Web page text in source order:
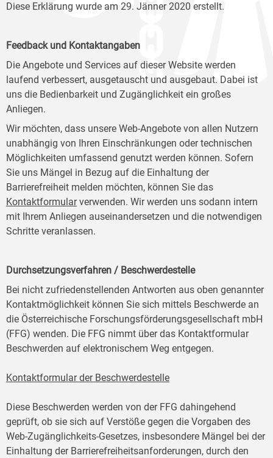
Diese Erklärung wurde am 29. Jänner 2020 erstellt.
Feedback und Kontaktangaben
Die Angebote und Services auf dieser Website werden
laufend verbessert, ausgetauscht und ausgebaut. Dabei ist
uns die Bedienbarkeit und Zugänglichkeit ein großes
Anliegen.
Wir möchten, dass unsere Web-Angebote von allen Nutzern
unabhängig von Ihren Einschränkungen oder technischen
Möglichkeiten umfassend genutzt werden können. Sofern
Sie uns Mängel in Bezug auf die Einhaltung der
Barrierefreiheit melden möchten, können Sie das
Kontaktformularverwenden. Wir werden uns sodann intern
mit Ihrem Anliegen auseinandersetzen und die notwendigen
Schritte veranlassen.
Durchsetzungsverfahren / Beschwerdestelle
Bei nicht zufriedenstellenden Antworten aus oben genannter
Kontaktmöglichkeit können Sie sich mittels Beschwerde an
die Österreichische Forschungsförderungsgesellschaft mbH
(FFG) wenden. Die FFG nimmt über das Kontaktformular
Beschwerden auf elektronischem Weg entgegen.
Kontaktformular der Beschwerdestelle
Diese Beschwerden werden von der FFG dahingehend
geprüft, ob sie sich auf Verstöße gegen die Vorgaben des
Web-Zugänglichkeits-Gesetzes, insbesondere Mängel bei der
Einhaltung der Barrierefreiheitsanforderungen, durch den